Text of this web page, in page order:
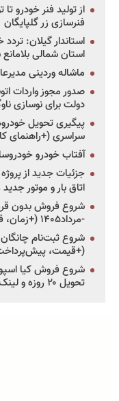
از تولید فنر خودرو
فنرسازی زر گلپایگان
استان شمالی
ماشاله وردینی
دولت برای نوسازی
پیگیری تحویل
سراسری (+راهنمای
آفتاب خودرو
اتاق بار و موتور
-مرداد۱۴۰۵ (+زمان، قیمت و شرایط فروش)
(+قیمت،
تحویل ۲۰ روزه و لینک ثبت‌نام)